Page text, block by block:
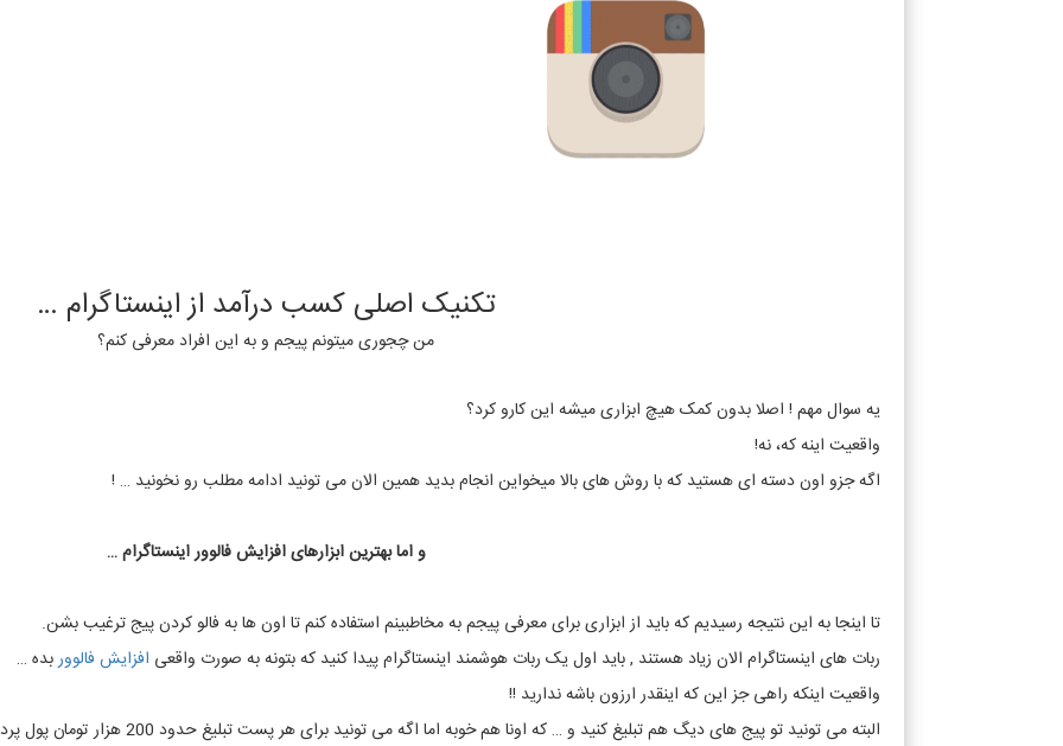
تکنیک اصلی کسب درآمد از اینستاگرام …
من چجوری میتونم پیجم و به این افراد معرفی کنم؟
یه سوال مهم ! اصلا بدون کمک هیچ ابزاری میشه این کارو کرد؟
واقعیت اینه که، نه!
اگه جزو اون دسته ای هستید که با روش های بالا میخواین انجام بدید همین الان می تونید ادامه مطلب رو نخونید … !
و اما بهترین ابزارهای افزایش فالوور اینستاگرام …
تا اینجا به این نتیجه رسیدیم که باید از ابزاری برای معرفی پیجم به مخاطبینم استفاده کنم تا اون ها به فالو کردن پیج ترغیب بشن.
ربات های اینستاگرام الان زیاد هستند , باید اول یک ربات هوشمند اینستاگرام پیدا کنید که بتونه به صورت واقعی افزایش فالووربده …
واقعیت اینکه راهی جز این که اینقدر ارزون باشه ندارید !!
البته می تونید تو پیج های دیگ هم تبلیغ کنید و … که اونا هم خوبه اما اگه می تونید برای هر پست تبلیغ حدود 200 هزار تومان پول پرداخت کنید